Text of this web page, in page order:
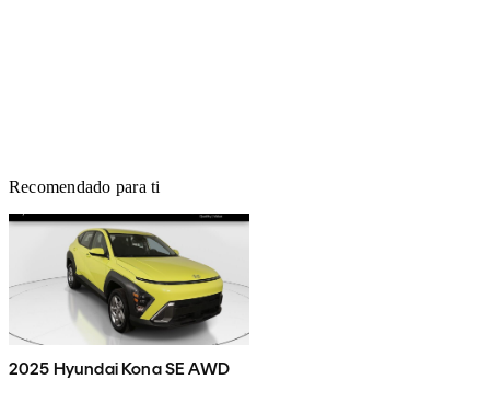
Recomendado para ti
2025 Hyundai Kona SE AWD